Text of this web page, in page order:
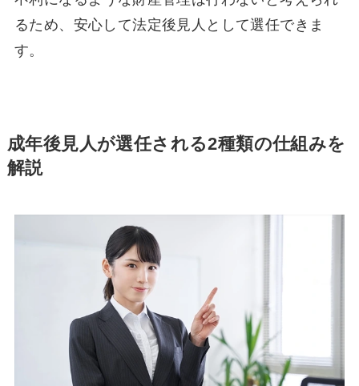
るため、安心して法定後見人として選任できま
す。
成年後見人が選任される2種類の仕組みを
解説